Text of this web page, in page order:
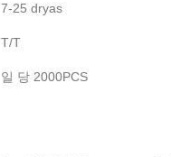
7-25 dryas
T/T
일 당 2000PCS